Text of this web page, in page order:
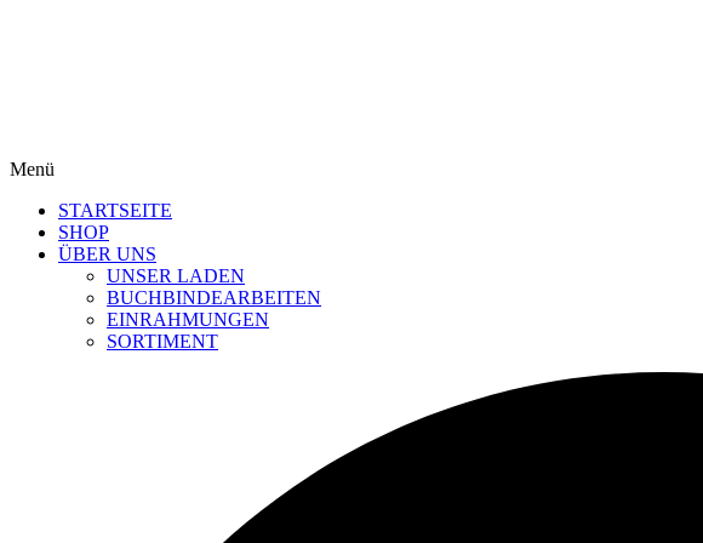
Menü
STARTSEITE
SHOP
ÜBER UNS
UNSER LADEN
BUCHBINDEARBEITEN
EINRAHMUNGEN
SORTIMENT